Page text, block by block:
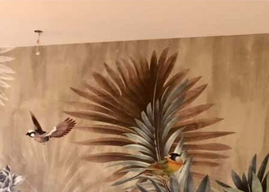
Rakendusmeetod Suurepärane rakendus
Saadaolevad materjalid
Standard
44.9826.99€ /m²
Premium
56 .67 .00 € /m²